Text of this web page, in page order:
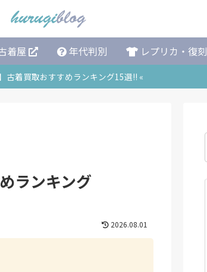
着屋 年代判別 レプリカ・復刻
古着買取おすすめランキング15選!! «
ランキング
2026.08.01